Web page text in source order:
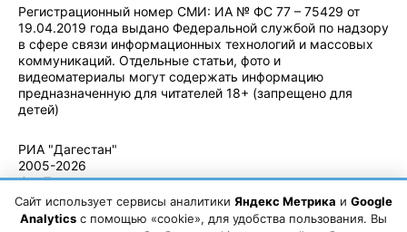
Регистрационный номер СМИ: ИА № ФС 77 – 75429 от
19.04.2019 года выдано Федеральной службой по надзору
в сфере связи информационных технологий и массовых
коммуникаций. Отдельные статьи, фото и
видеоматериалы могут содержать информацию
предназначенную для читателей 18+ (запрещено для
детей)
РИА "Дагестан"
2005-2026
© - Правила
использования
материалов.
Сайт использует сервисы аналитики Яндекс Метрика и Google
Analytics с помощью «cookie», для удобства пользования. Вы